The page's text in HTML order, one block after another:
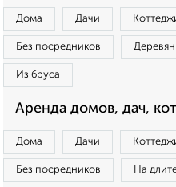
Дома Дачи
Без посредников
Из бруса
Аренда домов, дач,
Дома Дачи
Без посредников На